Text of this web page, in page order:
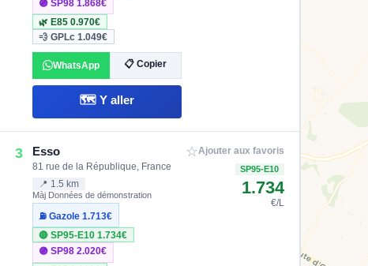
🟣 SP981.868€
🌿 E850.970€
💨 GPLc1.049€
WhatsApp 📋 Copier
🗺️ Y aller
3 Esso
81 rue de la République, France
📍 1.5 km
Màj Données de démonstration
⛽ Gazole1.713€
🔴 SP95-E101.734€
🟣 SP982.020€
☆Ajouter aux favoris
SP95-E10
1.734
€/L